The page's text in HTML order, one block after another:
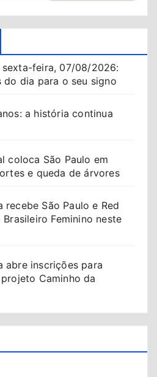
feira, 07/08/2026:
dia para o seu signo
a história continua
coloca São Paulo em
e queda de árvores
recebe São Paulo e Red
Feminino neste
abre inscrições para
Caminho da